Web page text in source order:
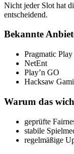
Nicht jeder Slot hat
entscheidend.
Bekannte
Pragmatic Play
NetEnt
Play’n GO
Hacksaw
Warum das
geprüfte
stabile
regelmäßige